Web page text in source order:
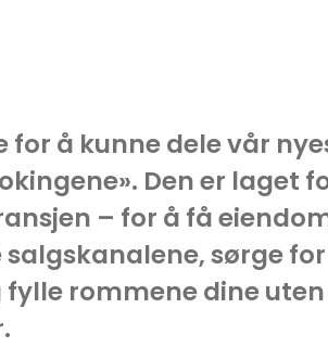
for å kunne dele vår
Den er laget
– for å få
salgskanalene, sørge
fylle rommene dine